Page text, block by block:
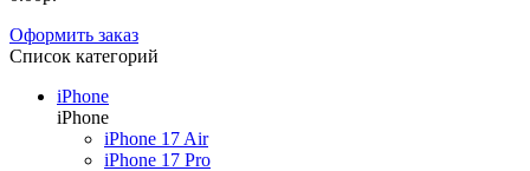
Оформить заказ
Список категорий
iPhone
iPhone
iPhone 17 Air
iPhone 17 Pro